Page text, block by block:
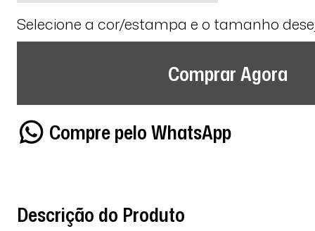
Selecione a cor/estampa e o tamanho
Comprar Agora
Compre pelo WhatsApp
Descrição do Produto